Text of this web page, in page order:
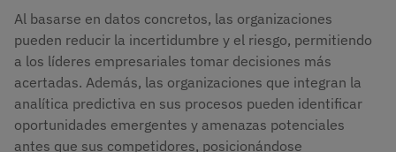
Al basarse en datos concretos, las organizaciones
pueden reducir la incertidumbre y el riesgo, permitiendo
a los líderes empresariales tomar decisiones más
acertadas. Además, las organizaciones que integran la
analítica predictiva en sus procesos pueden identificar
oportunidades emergentes y amenazas potenciales
antes que sus competidores, posicionándose